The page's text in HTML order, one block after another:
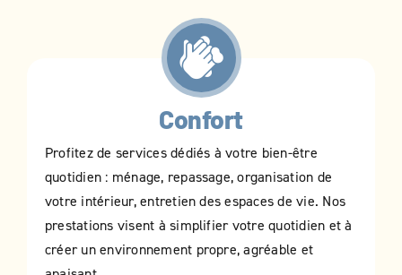
Confort
Profitez de services dédiés à votre bien-être
quotidien : ménage, repassage, organisation de
votre intérieur, entretien des espaces de vie. Nos
prestations visent à simplifier votre quotidien et à
créer un environnement propre, agréable et